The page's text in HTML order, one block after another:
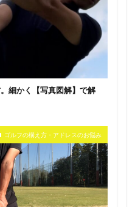
細かく【写真図解】で解
ゴルフの構え方・アドレスのお悩み